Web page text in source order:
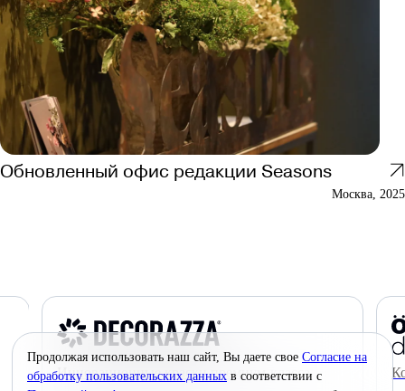
Обновленный офис редакции Seasons
Москва, 2025
Инновационные краски премиум-класса
Продолжая использовать наш сайт, Вы даете свое Согласие на
обработку пользовательских данных в соответствии с